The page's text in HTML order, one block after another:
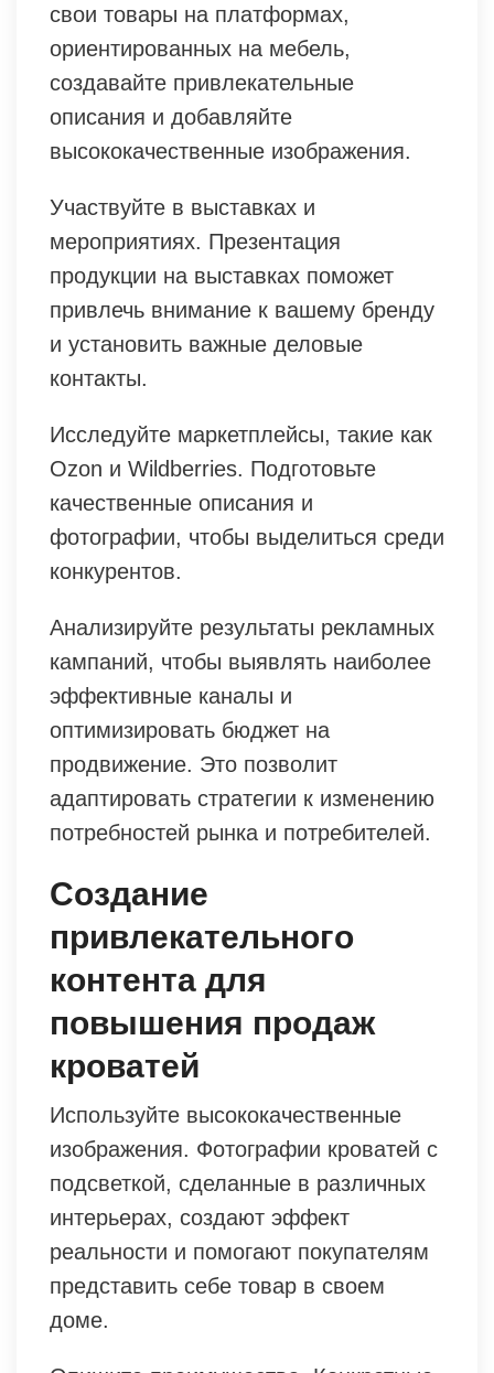
свои товары на платформах,
ориентированных на мебель,
создавайте привлекательные
описания и добавляйте
высококачественные изображения.
Участвуйте в выставках и
мероприятиях. Презентация
продукции на выставках поможет
привлечь внимание к вашему бренду
и установить важные деловые
контакты.
Исследуйте маркетплейсы, такие как
Ozon и Wildberries. Подготовьте
качественные описания и
фотографии, чтобы выделиться среди
конкурентов.
Анализируйте результаты рекламных
кампаний, чтобы выявлять наиболее
эффективные каналы и
оптимизировать бюджет на
продвижение. Это позволит
адаптировать стратегии к изменению
потребностей рынка и потребителей.
Создание
привлекательного
контента для
повышения продаж
кроватей
Используйте высококачественные
изображения. Фотографии кроватей с
подсветкой, сделанные в различных
интерьерах, создают эффект
реальности и помогают покупателям
представить себе товар в своем
доме.